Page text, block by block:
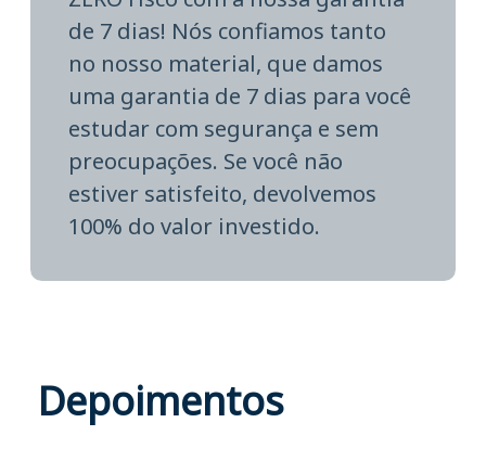
de 7 dias! Nós confiamos tanto
no nosso material, que damos
uma garantia de 7 dias para você
estudar com segurança e sem
preocupações. Se você não
estiver satisfeito, devolvemos
100% do valor investido.
Depoimentos